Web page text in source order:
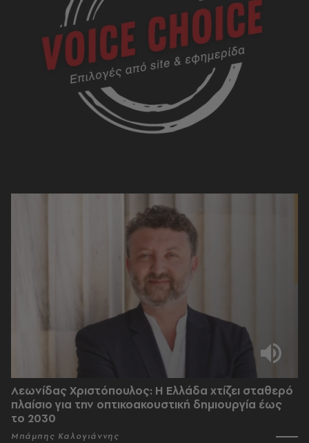
Λεωνίδας Χριστόπουλος: Η Ελλάδα χτίζει σταθερό
πλαίσιο για την οπτικοακουστική δημιουργία έως
το 2030
Μπάμπης Καλογιάννης